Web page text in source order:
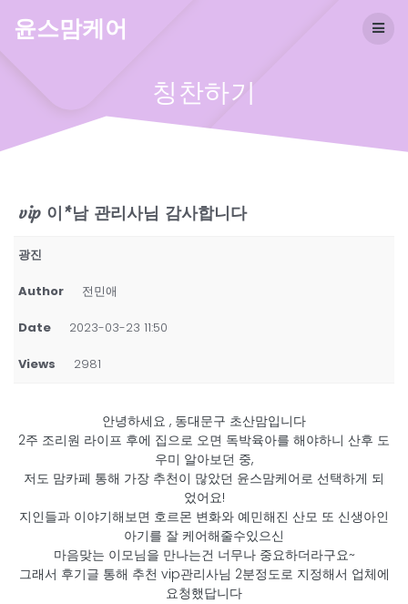
윤스맘케어
칭찬하기
vip 이*남 관리사님 감사합니다
광진
Author 전민애
Date 2023-03-23 11:50
Views 2981
안녕하세요 , 동대문구 초산맘입니다
2주 조리원 라이프 후에 집으로 오면 독박육아를 해야하니 산후 도
우미 알아보던 중,
저도 맘카페 통해 가장 추천이 많았던 윤스맘케어로 선택하게 되
었어요!
지인들과 이야기해보면 호르몬 변화와 예민해진 산모 또 신생아인
아기를 잘 케어해줄수있으신
마음맞는 이모님을 만나는건 너무나 중요하더라구요~
그래서 후기글 통해 추천 vip관리사님 2분정도로 지정해서 업체에
요청했답니다